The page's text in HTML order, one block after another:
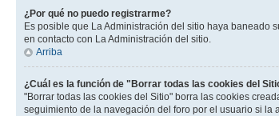
¿Por qué no puedo registrarme?
Es posible que La Administración del sitio haya baneado
en contacto con La Administración del sitio.
Arriba
¿Cuál es la función de "Borrar todas las cookies del
"Borrar todas las cookies del Sitio" borra las cookies
seguimiento de la navegación del foro por el usuario si